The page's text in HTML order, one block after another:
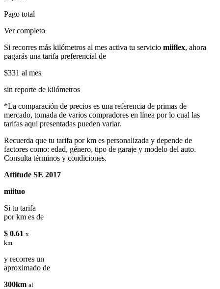
Pago total
Ver completo
Si recorres más kilómetros al mes activa tu servicio miiflex, ahora
pagarás una tarifa preferencial de
$331 al mes
sin reporte de kilómetros
*La comparación de precios es una referencia de primas de
mercado, tomada de varios compradores en línea por lo cual las
tarifas aqui presentadas pueden variar.
Recuerda que tu tarifa por km es personalizada y depende de
factores como: edad, género, tipo de garaje y modelo del auto.
Consulta términos y condiciones.
Attitude SE 2017
miituo
Si tu tarifa
por km es de
$ 0.61 x
km
y recorres un
aproximado de
300km al